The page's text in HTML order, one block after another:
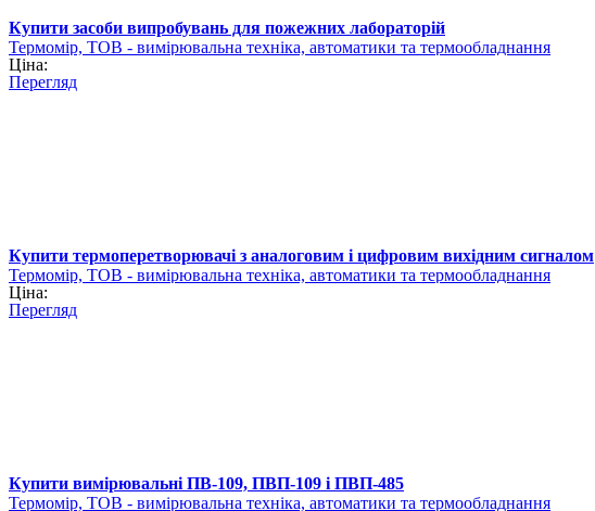
Купити засоби випробувань для пожежних лабораторій
Термомір, ТОВ - вимірювальна техніка, автоматики та термообладнання
Ціна:
Перегляд
Купити термоперетворювачі з аналоговим і цифровим вихідним сигналом
Термомір, ТОВ - вимірювальна техніка, автоматики та термообладнання
Ціна:
Перегляд
Купити вимірювальні ПВ-109, ПВП-109 і ПВП-485
Термомір, ТОВ - вимірювальна техніка, автоматики та термообладнання